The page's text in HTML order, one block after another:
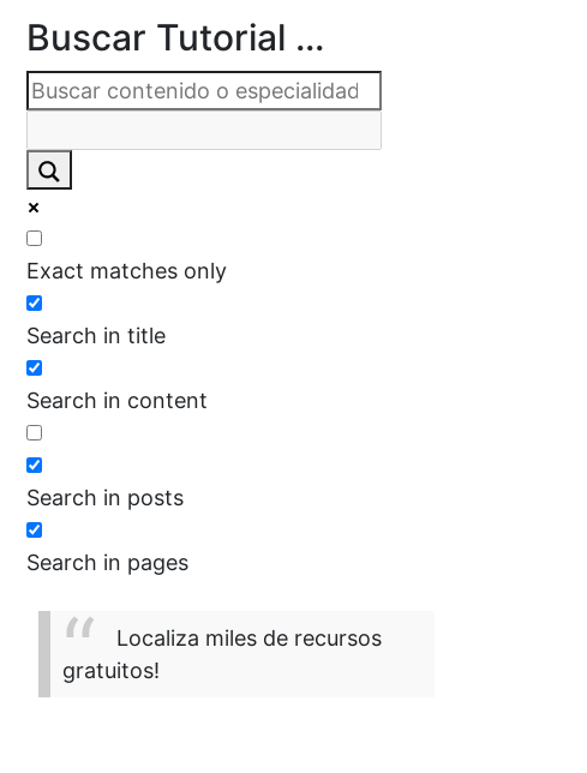
Buscar Tutorial ...
Exact matches only
Search in title
Search in content
Search in posts
Search in pages
Localiza miles de recursos
gratuitos!